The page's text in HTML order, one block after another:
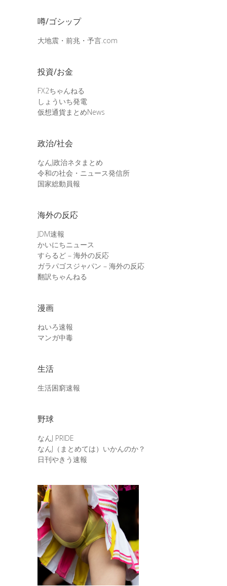
噂/ゴシップ
大地震・前兆・予言.com
投資/お金
FX2ちゃんねる
しょういち発電
仮想通貨まとめNews
政治/社会
なんJ政治ネタまとめ
令和の社会・ニュース発信所
国家総動員報
海外の反応
JDM速報
かいにちニュース
すらるど – 海外の反応
ガラパゴスジャパン – 海外の反応
翻訳ちゃんねる
漫画
ねいろ速報
マンガ中毒
生活
生活困窮速報
野球
なんJ PRIDE
なんJ（まとめては）いかんのか？
日刊やきう速報